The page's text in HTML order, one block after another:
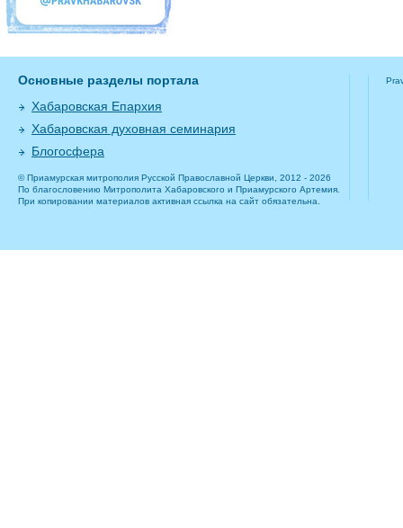
Основные разделы портала
Хабаровская Епархия
Хабаровская духовная семинария
Блогосфера
© Приамурская митрополия Русской Православной Церкви, 2012 - 2026
По благословению Митрополита Хабаровского и Приамурского Артемия.
При копировании материалов активная ссылка на сайт обязательна.